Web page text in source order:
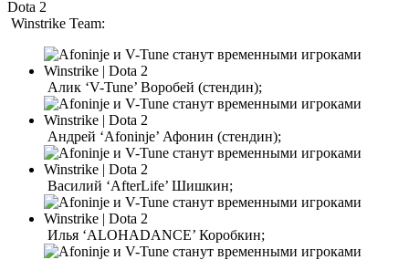
Winstrike Team:
Алик ‘V-Tune’ Воробей (стендин);
Андрей ‘Afoninje’ Афонин (стендин);
Василий ‘AfterLife’ Шишкин;
Илья ‘ALOHADANCE’ Коробкин;